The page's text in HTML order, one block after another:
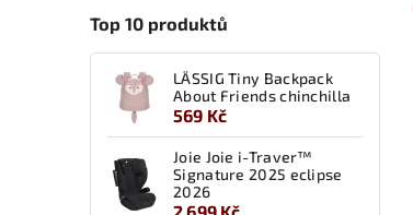
Top 10 produktů
LÄSSIG Tiny Backpack
About Friends chinchilla
569 Kč
Joie Joie i-Traver™
Signature 2025 eclipse
2026
2 699 Kč
Kód: 7262E.04